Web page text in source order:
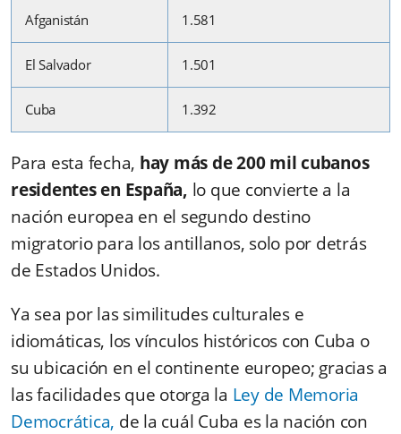
Afganistán 1.581
El Salvador 1.501
Cuba 1.392
Para esta fecha, hay más de 200 mil cubanos
residentesen España, lo que convierte a la
nación europea en el segundo destino
migratorio para los antillanos, solo por detrás
de Estados Unidos.
Ya sea por las similitudes culturales e
idiomáticas, los vínculos históricos con Cuba o
su ubicación en el continente europeo; gracias a
las facilidades que otorga la Ley de Memoria
Democrática, de la cuál Cuba es la nación con